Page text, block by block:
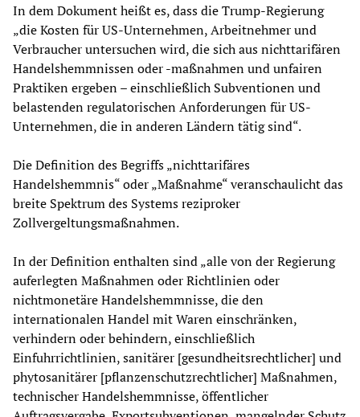
In dem Dokument heißt es, dass die Trump-Regierung
„die Kosten für US-Unternehmen, Arbeitnehmer und
Verbraucher untersuchen wird, die sich aus nichttarifären
Handelshemmnissen oder -maßnahmen und unfairen
Praktiken ergeben – einschließlich Subventionen und
belastenden regulatorischen Anforderungen für US-
Unternehmen, die in anderen Ländern tätig sind“.
Die Definition des Begriffs „nichttarifäres
Handelshemmnis“ oder „Maßnahme“ veranschaulicht das
breite Spektrum des Systems reziproker
Zollvergeltungsmaßnahmen.
In der Definition enthalten sind „alle von der Regierung
auferlegten Maßnahmen oder Richtlinien oder
nichtmonetäre Handelshemmnisse, die den
internationalen Handel mit Waren einschränken,
verhindern oder behindern, einschließlich
Einfuhrrichtlinien, sanitärer [gesundheitsrechtlicher] und
phytosanitärer [pflanzenschutzrechtlicher] Maßnahmen,
technischer Handelshemmnisse, öffentlicher